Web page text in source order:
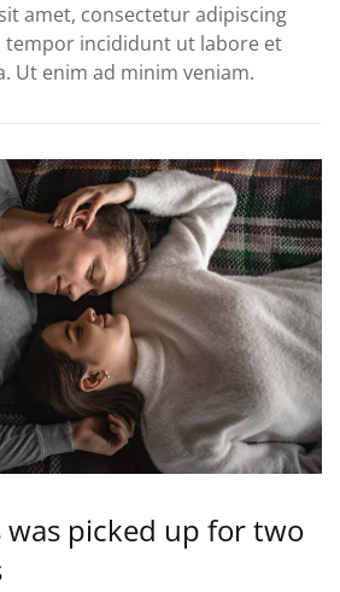
amet, consectetur adipiscing
tempor incididunt ut labore et
Ut enim ad minim veniam.
was picked up for two